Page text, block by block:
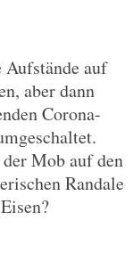
auf
aber dann
Corona-
Mob auf den
Randale